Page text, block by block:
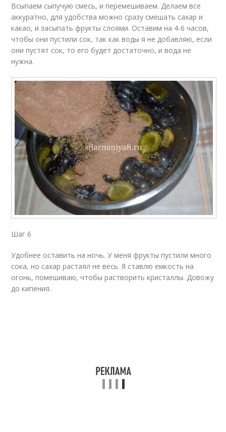
Всыпаем сыпучую смесь, и перемешиваем. Делаем все
аккуратно, для удобства можно сразу смешать сахар и
какао, и засыпать фрукты слоями. Оставим на 4-6 часов,
чтобы они пустили сок, так как воды я не добавляю, если
они пустят сок, то его будет достаточно, и вода не
нужна.
Шаг 6
Удобнее оставить на ночь. У меня фрукты пустили много
сока, но сахар растаял не весь. Я ставлю емкость на
огонь, помешиваю, чтобы растворить кристаллы. Довожу
до кипения.